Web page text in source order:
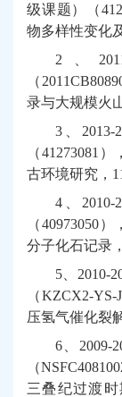
级课题）（
物多样性变化
2
（
录与大规模火
3
2013-
（41273081 ）
古环境研究，
4
2010-
（40973050）
分子化石记录，
5
2010-
（KZCX2-YS-
压氢气催化裂
6
2009-
（
三叠纪过渡